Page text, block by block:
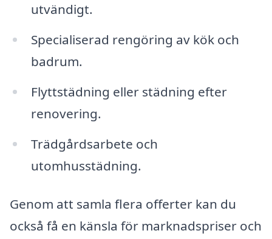
utvändigt.
Specialiserad rengöring av kök och
badrum.
Flyttstädning eller städning efter
renovering.
Trädgårdsarbete och
utomhusstädning.
Genom att samla flera offerter kan du
också få en känsla för marknadspriser och